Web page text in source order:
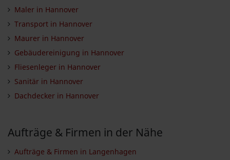
Maler in Hannover
Transport in Hannover
Maurer in Hannover
Gebäudereinigung in Hannover
Fliesenleger in Hannover
Sanitär in Hannover
Dachdecker in Hannover
Aufträge & Firmen in der Nähe
Aufträge & Firmen in Langenhagen